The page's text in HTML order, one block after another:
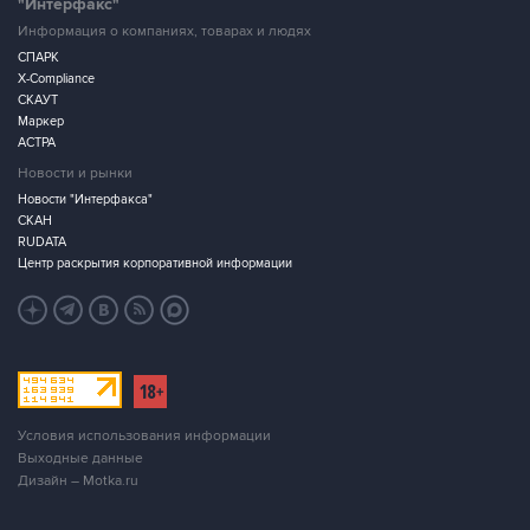
"Интерфакс"
Информация о компаниях, товарах и людях
СПАРК
X-Compliance
СКАУТ
Маркер
АСТРА
Новости и рынки
Новости "Интерфакса"
СКАН
RUDATA
Центр раскрытия корпоративной информации
Условия использования информации
Выходные данные
Дизайн – Motka.ru